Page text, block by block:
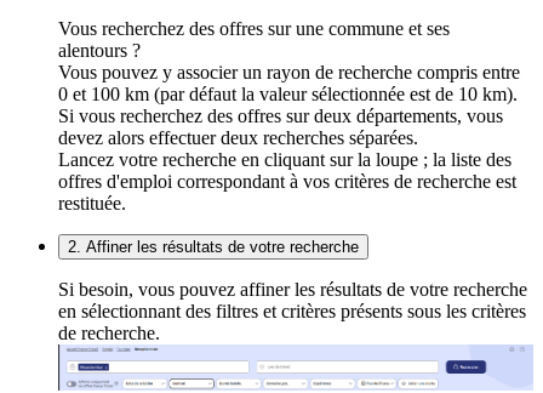
Vous recherchez des offres sur une commune et ses
alentours ?
Vous pouvez y associer un rayon de recherche compris entre
0 et 100 km (par défaut la valeur sélectionnée est de 10 km).
Si vous recherchez des offres sur deux départements, vous
devez alors effectuer deux recherches séparées.
Lancez votre recherche en cliquant sur la loupe ; la liste des
offres d'emploi correspondant à vos critères de recherche est
restituée.
2. Affiner les résultats de votre recherche
Si besoin, vous pouvez affiner les résultats de votre recherche
en sélectionnant des filtres et critères présents sous les critères
de recherche.